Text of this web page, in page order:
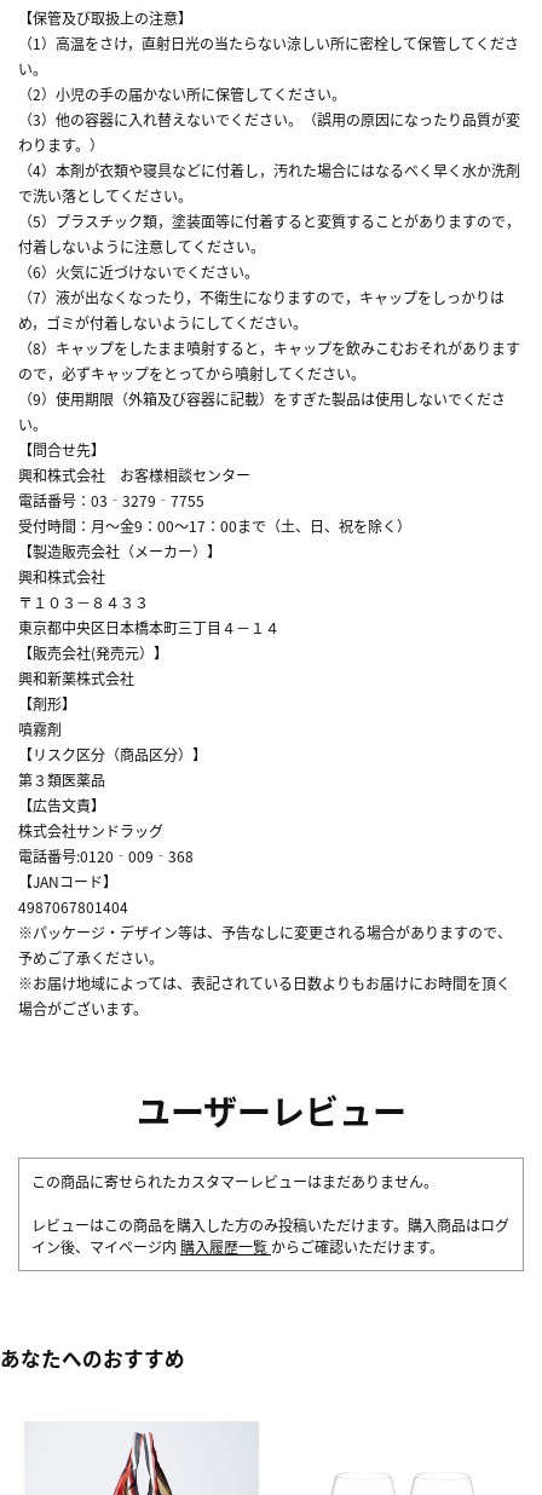
【保管及び取扱上の注意】
（1）高温をさけ，直射日光の当たらない涼しい所に密栓して保管してくださ
い。
（2）小児の手の届かない所に保管してください。
（3）他の容器に入れ替えないでください。（誤用の原因になったり品質が変
わります。）
（4）本剤が衣類や寝具などに付着し，汚れた場合にはなるべく早く水か洗剤
で洗い落としてください。
（5）プラスチック類，塗装面等に付着すると変質することがありますので，
付着しないように注意してください。
（6）火気に近づけないでください。
（7）液が出なくなったり，不衛生になりますので，キャップをしっかりは
め，ゴミが付着しないようにしてください。
（8）キャップをしたまま噴射すると，キャップを飲みこむおそれがあります
ので，必ずキャップをとってから噴射してください。
（9）使用期限（外箱及び容器に記載）をすぎた製品は使用しないでくださ
い。
【問合せ先】
興和株式会社 お客様相談センター
電話番号：03‐3279‐7755
受付時間：月～金9：00～17：00まで（土、日、祝を除く）
【製造販売会社（メーカー）】
興和株式会社
〒１０３－８４３３
東京都中央区日本橋本町三丁目４－１４
【販売会社(発売元）】
興和新薬株式会社
【剤形】
噴霧剤
【リスク区分（商品区分）】
第３類医薬品
【広告文責】
株式会社サンドラッグ
電話番号:0120‐009‐368
【JANコード】
4987067801404
※パッケージ・デザイン等は、予告なしに変更される場合がありますので、
予めご了承ください。
※お届け地域によっては、表記されている日数よりもお届けにお時間を頂く
場合がございます。
ユーザーレビュー
この商品に寄せられたカスタマーレビューはまだありません。
レビューはこの商品を購入した方のみ投稿いただけます。購入商品はログ
イン後、マイページ内 購入履歴一覧 からご確認いただけます。
あなたへのおすすめ